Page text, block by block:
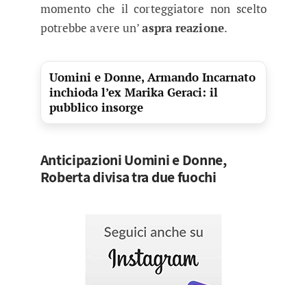
momento che il corteggiatore non scelto
potrebbe avere un’aspra reazione.
Uomini e Donne, Armando Incarnato
inchioda l’ex Marika Geraci: il
pubblico insorge
Anticipazioni Uomini e Donne,
Roberta divisa tra due fuochi